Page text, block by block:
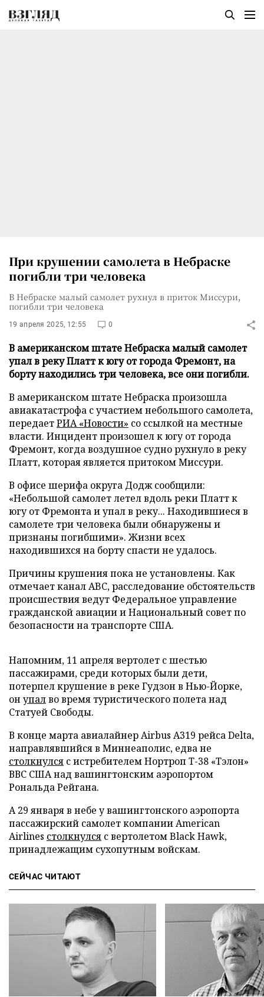
При крушении самолета в Небраске
погибли три человека
В Небраске малый самолет рухнул в приток Миссури,
погибли три человека
19 апреля 2025, 12:55 0
В американском штате Небраска малый самолет
упал в реку Платт к югу от города Фремонт, на
борту находились три человека, все они погибли.
В американском штате Небраска произошла
авиакатастрофа с участием небольшого самолета,
передаетРИА «Новости» со ссылкой на местные
власти. Инцидент произошел к югу от города
Фремонт, когда воздушное судно рухнуло в реку
Платт, которая является притоком Миссури.
В офисе шерифа округа Додж сообщили:
«Небольшой самолет летел вдоль реки Платт к
югу от Фремонта и упал в реку... Находившиеся в
самолете три человека были обнаружены и
признаны погибшими». Жизни всех
находившихся на борту спасти не удалось.
Причины крушения пока не установлены. Как
отмечает канал ABC, расследование обстоятельств
происшествия ведут Федеральное управление
гражданской авиации и Национальный совет по
безопасности на транспорте США.
Напомним, 11 апреля вертолет с шестью
пассажирами, среди которых были дети,
потерпел крушение в реке Гудзон в Нью-Йорке,
он упалво время туристического полета над
Статуей Свободы.
В конце марта авиалайнер Airbus A319 рейса Delta,
направлявшийся в Миннеаполис, едва не
столкнулся с истребителем Нортроп T-38 «Тэлон»
ВВС США над вашингтонским аэропортом
Рональда Рейгана.
А 29 января в небе у вашингтонского аэропорта
пассажирский самолет компании American
Airlines столкнулся с вертолетом Black Hawk,
принадлежащим сухопутным войскам.
СЕЙЧАС ЧИТАЮТ